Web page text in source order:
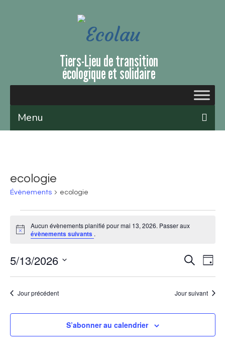
Tiers-Lieu de transition
écologique et solidaire
Menu
Évènements et ateliers
Nous soutenir
Devenir partenaire
ecologie
Évènements ecologie
Notice
Aucun évènements planifié pour mai 13, 2026. Passer aux
évènements suivants .
et
Recherche
Jour
5/13/2026
date.Jour précédent Jour suivant
S’abonner au calendrier